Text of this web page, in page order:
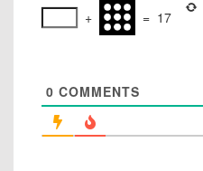
+
= 17
0 COMMENTS